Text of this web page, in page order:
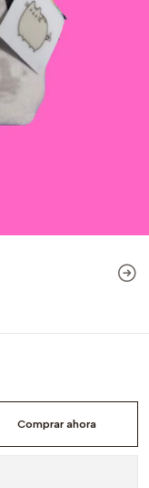
Comprar ahora